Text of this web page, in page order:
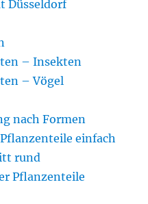
Düsseldorf
– Insekten
– Vögel
nach Formen
einfach
rund
Pflanzenteile